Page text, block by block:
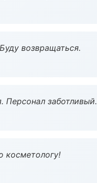
возвращаться.
Персонал заботливый.
косметологу!